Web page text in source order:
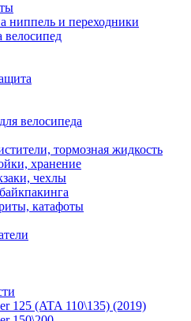
ниппель и переходники
велосипеда
тормозная жидкость
хранение
чехлы
катафоты
125 (ATA 110\135) (2019)